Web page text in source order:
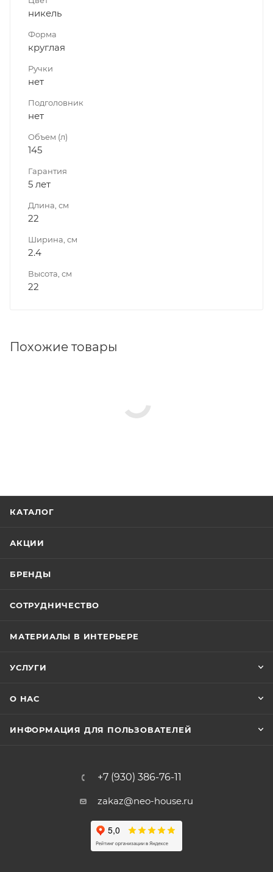
никель
Форма
круглая
Ручки
нет
Подголовник
нет
Объем (л)
145
Гарантия
5 лет
Длина, см
22
Ширина, см
2.4
Высота, см
22
Похожие товары
КАТАЛОГ
АКЦИИ
БРЕНДЫ
СОТРУДНИЧЕСТВО
МАТЕРИАЛЫ В ИНТЕРЬЕРЕ
УСЛУГИ
О НАС
ИНФОРМАЦИЯ ДЛЯ ПОЛЬЗОВАТЕЛЕЙ
+7 (930) 386-76-11
zakaz@neo-house.ru